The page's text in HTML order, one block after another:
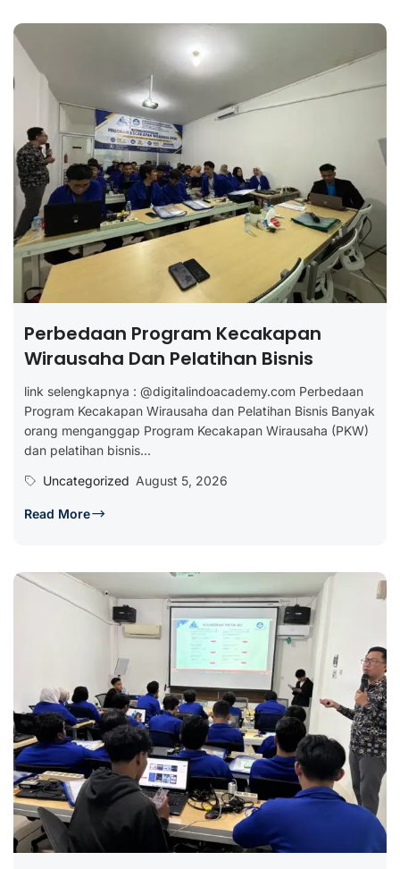
Perbedaan Program Kecakapan
Wirausaha Dan Pelatihan Bisnis
link selengkapnya : @digitalindoacademy.com Perbedaan
Program Kecakapan Wirausaha dan Pelatihan Bisnis Banyak
orang menganggap Program Kecakapan Wirausaha (PKW)
dan pelatihan bisnis...
Uncategorized August 5, 2026
Read More